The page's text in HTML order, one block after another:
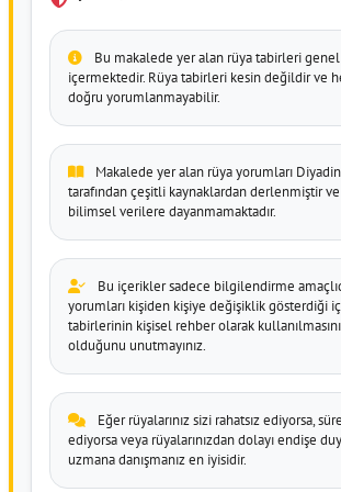
Bu makalede yer alan rüya tabirleri
içermektedir. Rüya tabirleri kesin değildir ve
doğru yorumlanmayabilir.
Makalede yer alan rüya yorumları
tarafından çeşitli kaynaklardan derlenmiştir
bilimsel verilere dayanmamaktadır.
Bu içerikler sadece bilgilendirme
yorumları kişiden kişiye değişiklik gösterdiği
tabirlerinin kişisel rehber olarak
olduğunu unutmayınız.
Eğer rüyalarınız sizi rahatsız ediyorsa,
ediyorsa veya rüyalarınızdan dolayı endişe
uzmana danışmanız en iyisidir.